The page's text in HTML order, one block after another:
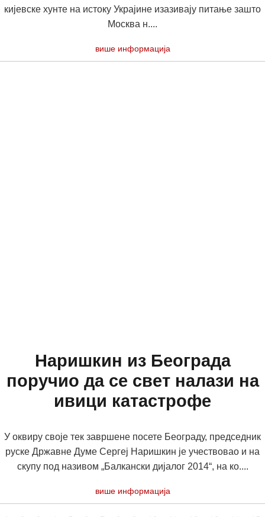
кијевске хунте на истоку Украјине изазивају питање зашто
Москва н....
више информација
Наришкин из Београда
поручио да се свет налази на
ивици катастрофе
У оквиру своје тек завршене посете Београду, председник
руске Државне Думе Сергеј Наришкин је учествовао и на
скупу под називом „Балкански дијалог 2014“, на ко....
више информација